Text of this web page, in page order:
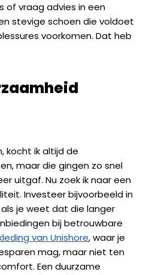
of vraag advies in een
stevige schoen die voldoet
voorkomen. Dat heb
kocht ik altijd de
maar die gingen zo snel
uitgaf. Nu zoek ik naar een
Investeer bijvoorbeeld in
je weet dat die langer
bij betrouwbare
van Unishore, waar je
mag, maar niet ten
Een duurzame